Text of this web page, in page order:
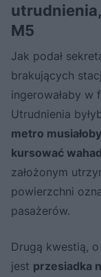
M5
Jak podał
brakujących
ingerowałaby w
Utrudnienia
metro
kursować
założonym
powierzchni
pasażerów.
Drugą kwestią,
jest przesiadka